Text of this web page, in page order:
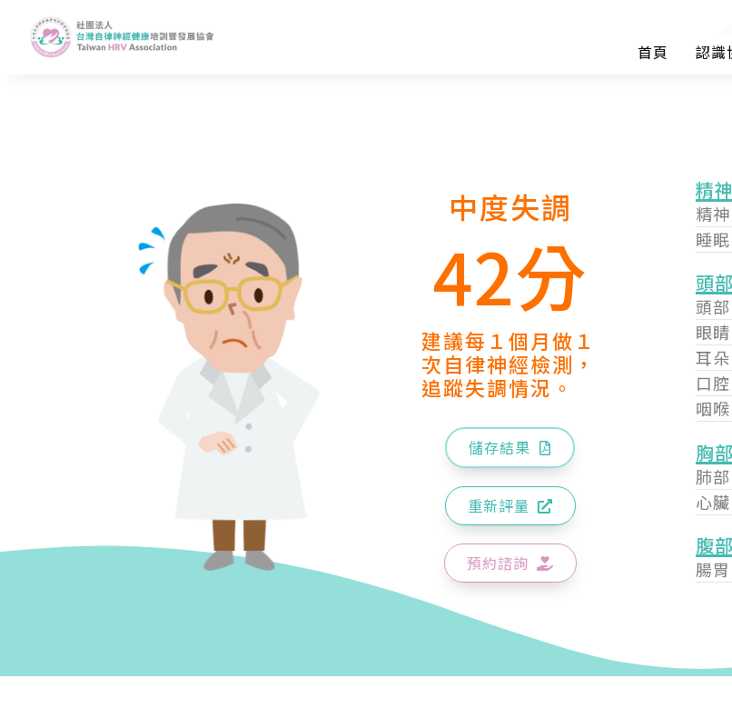
首頁 認識
中度失調
42分
建議每１個月做１
次自律神經檢測，
追蹤失調情況。
儲存結果
重新評量
預約諮詢
精
精神
睡眠
頭部
頭部
眼睛
耳朵
口腔
咽喉
胸部
肺部
心臟
腹部
腸胃